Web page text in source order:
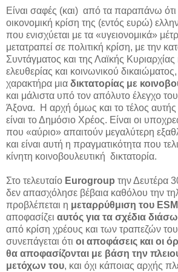
Είναι σαφές (και) από τα παραπάνω
οικονομική κρίση της (εντός ευρώ)
που ενισχύεται με τα «υγειονομικά»
μετατραπεί σε πολιτική κρίση, με την
Συντάγματος και της Λαϊκής
ελευθερίας και κοινωνικού
χαρακτήρα μια δικτατορίας με
και μάλιστα υπό τον απόλυτο έλεγχο
Άξονα. Η αρχή όμως και το τέλος αυτής
είναι το Δημόσιο Χρέος. Είναι οι
που «αύριο» απαιτούν μεγαλύτερη
και είναι αυτή η πραγματικότητα που
κίνητη κοινοβουλευτική δικτατορία.
Στο τελευταίο Eurogroup την Δευτέρα
δεν απασχόλησε βέβαια καθόλου την
προβλέπεται η μεταρρύθμιση του ESM
αποφασίζει αυτός για τα σχέδια
από κρίση χρέους και των τραπεζών
συνεπάγεται ότι οι αποφάσεις και οι
θα αποφασίζονται με βάση την
μετόχων του, και όχι κάποιας αρχής